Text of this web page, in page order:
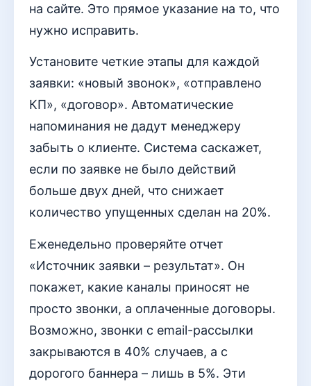
на сайте. Это прямое указание на то, что
нужно исправить.
Установите четкие этапы для каждой
заявки: «новый звонок», «отправлено
КП», «договор». Автоматические
напоминания не дадут менеджеру
забыть о клиенте. Система саскажет,
если по заявке не было действий
больше двух дней, что снижает
количество упущенных сделан на 20%.
Еженедельно проверяйте отчет
«Источник заявки – результат». Он
покажет, какие каналы приносят не
просто звонки, а оплаченные договоры.
Возможно, звонки с email-рассылки
закрываются в 40% случаев, а с
дорогого баннера – лишь в 5%. Эти